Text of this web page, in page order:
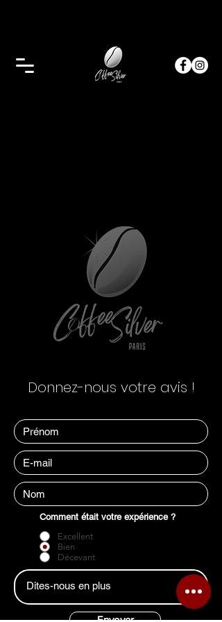
Donnez-nous votre avis !
Comment était votre expérience ?
Excellent
Bien
Décevant
Envoyer